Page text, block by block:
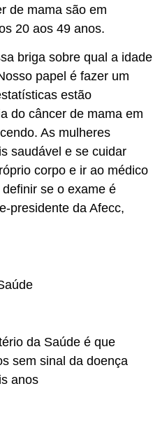
de mama são em
20 aos 49 anos.
briga sobre qual a idade
papel é fazer um
estão
do câncer de mama em
As mulheres
saudável e se cuidar
corpo e ir ao médico
se o exame é
presidente da Afecc,
da Saúde é que
sem sinal da doença
anos